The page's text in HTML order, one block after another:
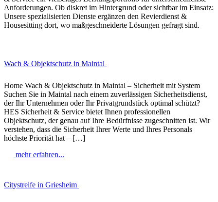
Anforderungen. Ob diskret im Hintergrund oder sichtbar im Einsatz:
Unsere spezialisierten Dienste ergänzen den Revierdienst &
Housesitting dort, wo maßgeschneiderte Lösungen gefragt sind.
Wach & Objektschutz in Maintal
Home Wach & Objektschutz in Maintal – Sicherheit mit System
Suchen Sie in Maintal nach einem zuverlässigen Sicherheitsdienst,
der Ihr Unternehmen oder Ihr Privatgrundstück optimal schützt?
HES Sicherheit & Service bietet Ihnen professionellen
Objektschutz, der genau auf Ihre Bedürfnisse zugeschnitten ist. Wir
verstehen, dass die Sicherheit Ihrer Werte und Ihres Personals
höchste Priorität hat – […]
mehr erfahren...
Citystreife in Griesheim